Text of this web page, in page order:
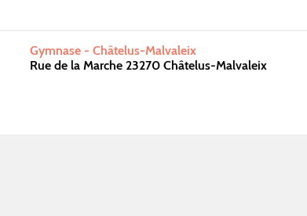
Gymnase - Châtelus-Malvaleix
Rue de la Marche 23270 Châtelus-Malvaleix